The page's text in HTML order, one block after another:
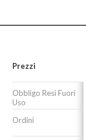
Prezzi
Obbligo Resi Fuori
Uso
Ordini